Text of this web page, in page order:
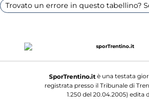
Trovato un errore in questo tabellino?
SporTrentino.itè una testata
registrata presso il Tribunale di
1.250 del 20.04.2005) edita